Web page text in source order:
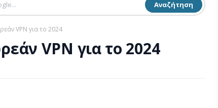
Αναζήτηση
VPN για το 2024
VPN για το 2024